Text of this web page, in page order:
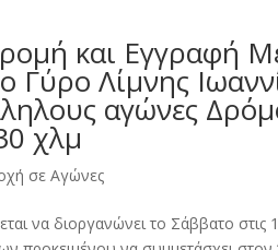
και Εγγραφή
Γύρο Λίμνης
αγώνες
χλμ
σε Αγώνες
να διοργανώνει το Σάββατο